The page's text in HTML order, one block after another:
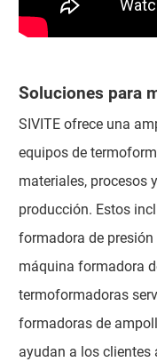
Soluciones para
SIVITE ofrece una
equipos de
materiales, procesos
producción. Estos
formadora de
máquina formadora
termoformadoras
formadoras de
ayudan a los clientes